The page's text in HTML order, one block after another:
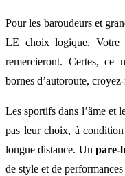
Pour les baroudeurs et
LE choix logique. Votre
remercieront. Certes, ce
bornes d’autoroute,
Les sportifs dans l’âme et
pas leur choix, à
longue distance. Un pare-
de style et de performances